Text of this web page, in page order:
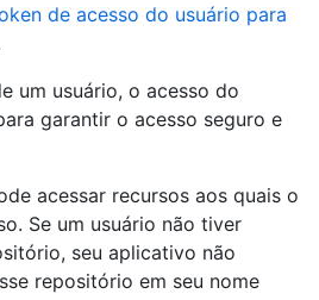
de acesso do usuário para
um usuário, o acesso do
garantir o acesso seguro e
acessar recursos aos quais o
Se um usuário não tiver
seu aplicativo não
repositório em seu nome